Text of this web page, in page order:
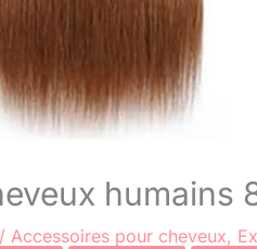
humains
/ Accessoires pour cheveux,